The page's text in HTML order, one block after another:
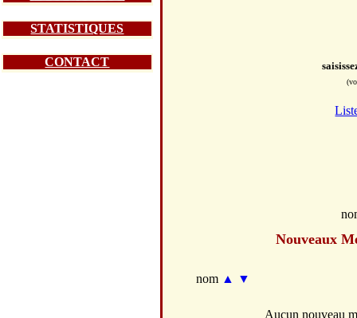
STATISTIQUES
CONTACT
Nouveaux
nom ▲ ▼
Aucun nouveau